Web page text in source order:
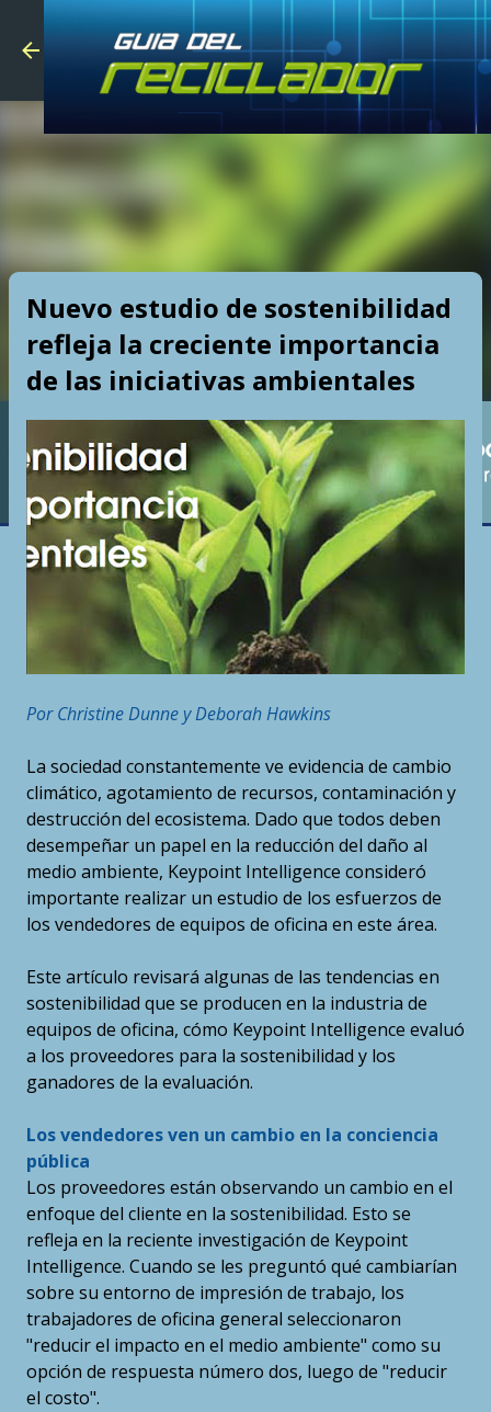
Skip to
Nuevo estudio de sostenibilidad
refleja la creciente importancia
de las iniciativas ambientales
Por Christine Dunne y Deborah Hawkins
La sociedad constantemente ve evidencia de cambio
climático, agotamiento de recursos, contaminación y
destrucción del ecosistema. Dado que todos deben
desempeñar un papel en la reducción del daño al
medio ambiente, Keypoint Intelligence consideró
importante realizar un estudio de los esfuerzos de
los vendedores de equipos de oficina en este área.
Este artículo revisará algunas de las tendencias en
sostenibilidad que se producen en la industria de
equipos de oficina, cómo Keypoint Intelligence evaluó
a los proveedores para la sostenibilidad y los
ganadores de la evaluación.
Los vendedores ven un cambio en la conciencia
pública
Los proveedores están observando un cambio en el
enfoque del cliente en la sostenibilidad. Esto se
refleja en la reciente investigación de Keypoint
Intelligence. Cuando se les preguntó qué cambiarían
sobre su entorno de impresión de trabajo, los
trabajadores de oficina general seleccionaron
"reducir el impacto en el medio ambiente" como su
opción de respuesta número dos, luego de "reducir
el costo".